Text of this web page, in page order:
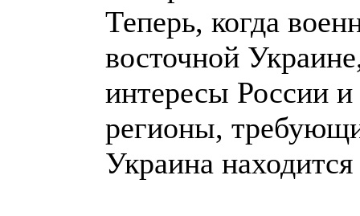
Теперь, когда
восточной
интересы России
регионы,
Украина